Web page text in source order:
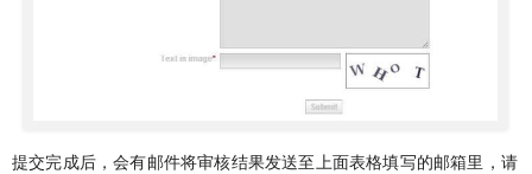
提交完成后，会有邮件将审核结果发送至上面表格填写的邮箱里，请